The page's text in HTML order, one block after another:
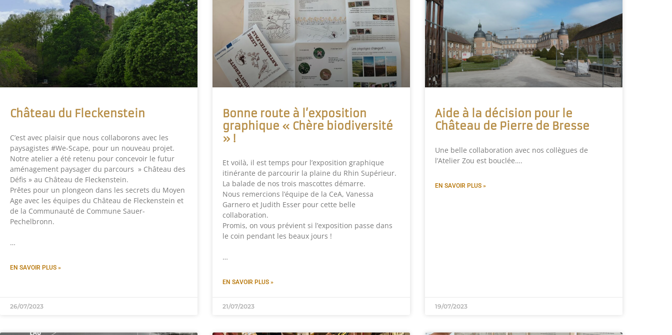
Château du Fleckenstein
C’est avec plaisir que nous collaborons avec les
paysagistes #We-Scape, pour un nouveau projet.
Notre atelier a été retenu pour concevoir le futur
aménagement paysager du parcours » Château des
Défis » au Château de Fleckenstein.
Prêtes pour un plongeon dans les secrets du Moyen
Age avec les équipes du Château de Fleckenstein et
de la Communauté de Commune Sauer-
Pechelbronn.
…
EN SAVOIR PLUS »
26/07/2023
Bonne route à l’exposition
graphique « Chère biodiversité
» !
Et voilà, il est temps pour l’exposition graphique
itinérante de parcourir la plaine du Rhin Supérieur.
La balade de nos trois mascottes démarre.
Nous remercions l’équipe de la CeA, Vanessa
Garnero et Judith Esser pour cette belle
collaboration.
Promis, on vous prévient si l’exposition passe dans
le coin pendant les beaux jours !
…
EN SAVOIR PLUS »
21/07/2023
Aide à la décision pour le
Château de Pierre de Bresse
Une belle collaboration avec nos collègues de
l’Atelier Zou est bouclée….
EN SAVOIR PLUS »
19/07/2023